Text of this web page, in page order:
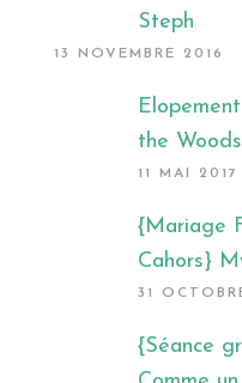
Steph
13 NOVEMBRE 2016
the Woods
11 MAI 2017
{Mariage
Cahors}
31
{Séance